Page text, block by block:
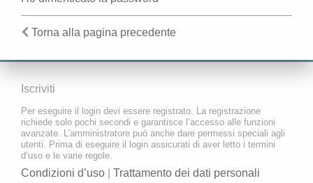
Torna alla pagina precedente
Iscriviti
Per eseguire il login devi essere registrato. La registrazione
richiede solo pochi secondi e garantisce l’accesso alle funzioni
avanzate. L’amministratore può anche dare permessi speciali agli
utenti. Prima di eseguire il login assicurati di aver letto i termini
d’uso e le varie regole.
Condizioni d’uso Trattamento dei dati personali